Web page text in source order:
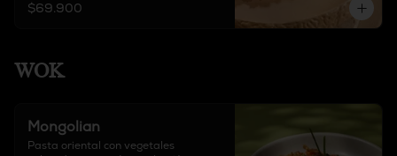
$69.900
WOK
Mongolian
Pasta oriental con vegetales